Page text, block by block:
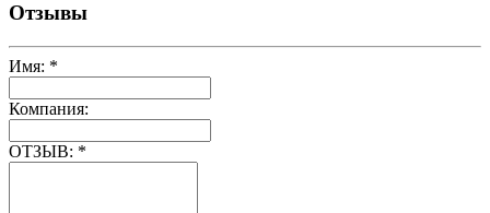
Отзывы
Имя: *
Компания:
ОТЗЫВ: *